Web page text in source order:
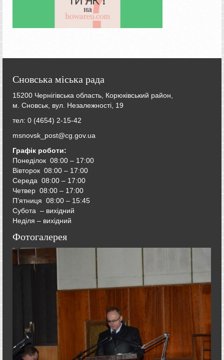
Сновська міська рада
15200 Чернігівська область, Корюківський район,
м. Сновськ, вул. Незалежності, 19
тел: 0 (4654) 2-15-42
msnovsk_post@cg.gov.ua
Графік роботи:
Понеділок 08:00 – 17:00
Вівторок 08:00 – 17:00
Середа 08:00 – 17:00
Четвер 08:00 – 17:00
П’ятниця 08:00 – 15:45
Субота – вихідний
Неділя – вихідний
Фотогалерея